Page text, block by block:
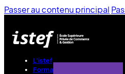
Passer au contenu principal
L'istef
Formations